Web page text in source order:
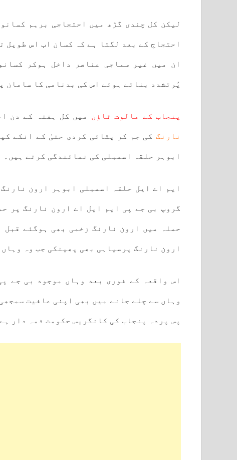
لیکن کل چندی گڑھ میں احتجاجی برہم
احتجاج کے بعد لگتا ہے کہ کسان اب اس طویل
ان میں غیر سماجی عناصر داخل ہوکر
پُرتشدد بناتے ہوئے اس کی بدنامی کا سامان
پنجاب کے مالوت ٹاؤن میں کل ہفتہ کے دن
نارنگ کی جم کر پٹائی کردی حتیٰ کے انکے
ابوہر حلقہ اسمبلی کی نمائندگی کرتے ہیں۔
ایم اے ایل حلقہ اسمبلی ابوہر ارون
گروپ بی جے پی ایم ایل اے ارون نارنگ پر
حملہ میں ارون نارنگ زخمی بھی ہوگئے
ارون نارنگ پرسیاہی بھی پھینکی جب وہ وہاں
اس واقعہ کے فوری بعد وہاں موجود بی جے
وہاں سے چلے جانے میں بھی اپنی عافیت
پس پردہ پنجاب کی کانگریس حکومت ذمہ دار